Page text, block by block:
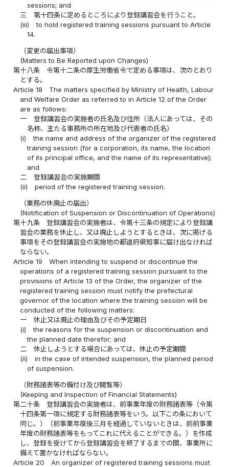
sessions; and
三
第十四条に定めるところにより登録講習会を行うこと。
(iii)
to hold registered training sessions pursuant to Article
14.
（変更の届出事項）
(Matters to Be Reported upon Changes)
第十八条
令第十二条の厚生労働省令で定める事項は、次のとおり
とする。
Article 18
The matters specified by Ministry of Health, Labour
and Welfare Order as referred to in Article 12 of the Order
are as follows:
一
登録講習会の実施者の氏名及び住所（法人にあっては、その
名称、主たる事務所の所在地及び代表者の氏名）
(i)
the name and address of the organizer of the registered
training session (for a corporation, its name, the location
of its principal office, and the name of its representative);
and
二
登録講習会の実施期間
(ii)
period of the registered training session.
（業務の休廃止の届出）
(Notification of Suspension or Discontinuation of Operations)
第十九条
登録講習会の実施者は、令第十三条の規定により登録講
習会の業務を休止し、又は廃止しようとするときは、次に掲げる
事項をその登録講習会の実施地の都道府県知事に届け出なければ
ならない。
Article 19
When intending to suspend or discontinue the
operations of a registered training session pursuant to the
provisions of Article 13 of the Order, the organizer of the
registered training session must notify the prefectural
governor of the location where the training session will be
conducted of the following matters:
一
休止又は廃止の理由及びその予定期日
(i)
the reasons for the suspension or discontinuation and
the planned date therefor; and
二
休止しようとする場合にあっては、休止の予定期間
(ii)
in the case of intended suspension, the planned period
of suspension.
（財務諸表等の備付け及び閲覧等）
(Keeping and Inspection of Financial Statements)
第二十条
登録講習会の実施者は、前事業年度の財務諸表等（令第
十四条第一項に規定する財務諸表等をいう。以下この条において
同じ。）（前事業年度後三月を経過していないときは、前前事業
年度の財務諸表等をもってこれに代えることができる。）を作成
し、登録を受けてから登録講習会を終了するまでの間、事業所に
備えて置かなければならない。
Article 20
An organizer of registered training sessions must